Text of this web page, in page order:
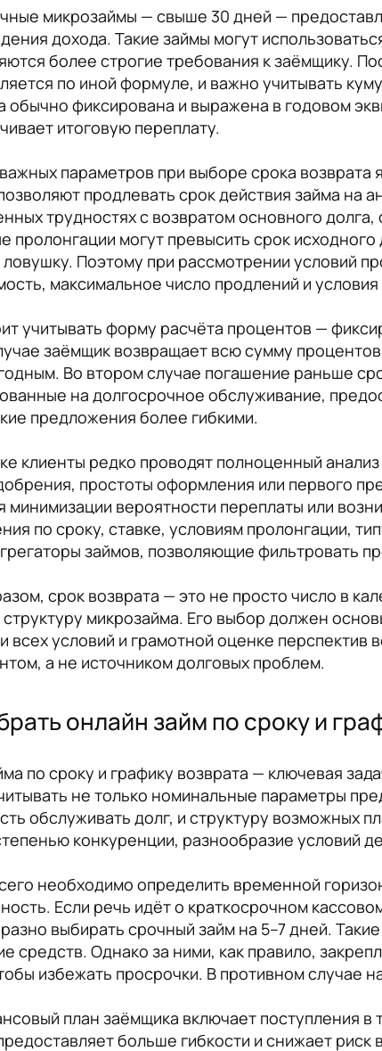
микрозаймы — свыше 30 дней —
дохода. Такие займы могут
более строгие требования к заёмщику.
по иной формуле, и важно учитывать
обычно фиксирована и выражена в годовом
итоговую переплату.
параметров при выборе срока возврата
продлевать срок действия займа на
трудностях с возвратом основного
пролонгации могут превысить срок
Поэтому при рассмотрении условий
максимальное число продлений и
учитывать форму расчёта процентов —
заёмщик возвращает всю сумму
Во втором случае погашение раньше
на долгосрочное обслуживание,
предложения более гибкими.
клиенты редко проводят полноценный
простоты оформления или первого
минимизации вероятности переплаты или
по сроку, ставке, условиям пролонгации,
займов, позволяющие фильтровать
срок возврата — это не просто число в
микрозайма. Его выбор должен
всех условий и грамотной оценке перспектив
а не источником долговых проблем.
онлайн займ по сроку и
по сроку и графику возврата — ключевая
не только номинальные параметры
обслуживать долг, и структуру возможных
конкуренции, разнообразие условий
необходимо определить временной
Если речь идёт о краткосрочном
выбирать срочный займ на 5–7 дней.
средств. Однако за ними, как правило,
избежать просрочки. В противном случае
план заёмщика включает поступления
больше гибкости и снижает